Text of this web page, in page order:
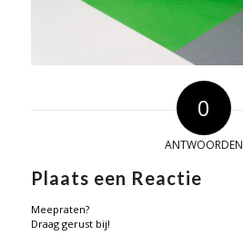
0
ANTWOORDEN
Plaats een Reactie
Meepraten?
Draag gerust bij!